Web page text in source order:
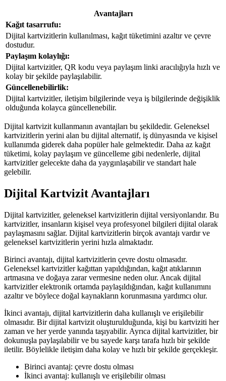
Avantajları
Kağıt tasarrufu:
Dijital kartvizitlerin kullanılması, kağıt tüketimini azaltır ve çevre
dostudur.
Paylaşım kolaylığı:
Dijital kartvizitler, QR kodu veya paylaşım linki aracılığıyla hızlı ve
kolay bir şekilde paylaşılabilir.
Güncellenebilirlik:
Dijital kartvizitler, iletişim bilgilerinde veya iş bilgilerinde değişiklik
olduğunda kolayca güncellenebilir.
Dijital kartvizit kullanmanın avantajları bu şekildedir. Geleneksel
kartvizitlerin yerini alan bu dijital alternatif, iş dünyasında ve kişisel
kullanımda giderek daha popüler hale gelmektedir. Daha az kağıt
tüketimi, kolay paylaşım ve güncelleme gibi nedenlerle, dijital
kartvizitler gelecekte daha da yaygınlaşabilir ve standart hale
gelebilir.
Dijital Kartvizit Avantajları
Dijital kartvizitler, geleneksel kartvizitlerin dijital versiyonlarıdır. Bu
kartvizitler, insanların kişisel veya profesyonel bilgileri dijital olarak
paylaşmasını sağlar. Dijital kartvizitlerin birçok avantajı vardır ve
geleneksel kartvizitlerin yerini hızla almaktadır.
Birinci avantajı, dijital kartvizitlerin çevre dostu olmasıdır.
Geleneksel kartvizitler kağıttan yapıldığından, kağıt atıklarının
artmasına ve doğaya zarar vermesine neden olur. Ancak dijital
kartvizitler elektronik ortamda paylaşıldığından, kağıt kullanımını
azaltır ve böylece doğal kaynakların korunmasına yardımcı olur.
İkinci avantajı, dijital kartvizitlerin daha kullanışlı ve erişilebilir
olmasıdır. Bir dijital kartvizit oluşturulduğunda, kişi bu kartviziti her
zaman ve her yerde yanında taşıyabilir. Ayrıca dijital kartvizitler, bir
dokunuşla paylaşılabilir ve bu sayede karşı tarafa hızlı bir şekilde
iletilir. Böylelikle iletişim daha kolay ve hızlı bir şekilde gerçekleşir.
Birinci avantaj: çevre dostu olması
İkinci avantaj: kullanışlı ve erişilebilir olması